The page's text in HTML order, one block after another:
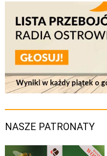
NASZE PATRONATY